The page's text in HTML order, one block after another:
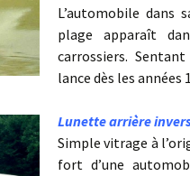
L’automobile
plage apparaît
carrossiers.
lance dès les années
Lunette arrière
Simple vitrage à
fort d’une